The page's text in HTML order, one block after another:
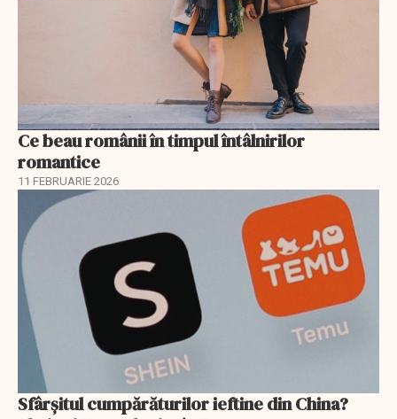
Ce beau românii în timpul întâlnirilor
romantice
11 FEBRUARIE 2026
Sfârșitul cumpărăturilor ieftine din China?